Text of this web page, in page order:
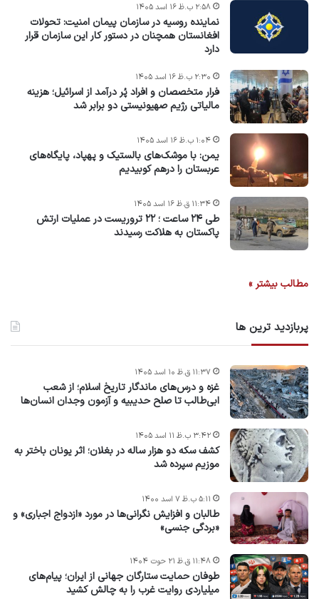
نماینده روسیه در سازمان پیمان امنیت: تحولات
افغانستان همچنان در دستور کار این سازمان قرار
دارد
۲:۵۸ ب.ظ ۱۶ اسد ۱۴۰۵
فرار متخصصان و افراد پُر درآمد از اسرائیل؛ هزینه
مالیاتی رژیم صهیونیستی دو برابر شد
۲:۳۰ ب.ظ ۱۶ اسد ۱۴۰۵
یمن: با موشک‌های بالستیک و پهپاد، پایگاه‌های
عربستان را درهم کوبیدیم
۱:۰۴ ب.ظ ۱۶ اسد ۱۴۰۵
طی ۲۴ ساعت ؛ ۲۲ تروریست در عملیات ارتش
پاکستان به هلاکت رسیدند
۱۱:۳۴ ق.ظ ۱۶ اسد ۱۴۰۵
مطالب بیشتر »
پربازدید ترین ها
غزه و درس‌های ماندگار تاریخ اسلام؛ از شعب
ابی‌طالب تا صلح حدیبیه و آزمون وجدان انسان‌ها
۱۱:۳۷ ق.ظ ۱۰ اسد ۱۴۰۵
کشف سکه دو هزار ساله در بغلان؛ اثر یونان باختر به
موزیم سپرده شد
۳:۴۲ ب.ظ ۱۱ اسد ۱۴۰۵
طالبان و افزایش نگرانی‌ها در مورد «ازدواج اجباری» و
«بردگی جنسی»
۵:۱۱ ب.ظ ۷ اسد ۱۴۰۰
طوفان حمایت ستارگان جهانی از ایران؛ پیام‌های
میلیاردی روایت غرب را به چالش کشید
۱۱:۴۸ ق.ظ ۲۱ حوت ۱۴۰۴